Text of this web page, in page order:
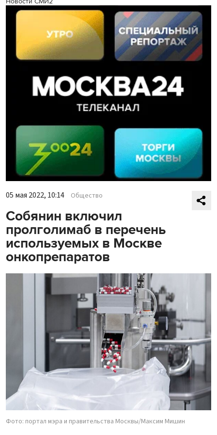
05 мая 2022, 10:14 Общество
Собянин включил
пролголимаб в перечень
используемых в Москве
онкопрепаратов
Фото: портал мэра и правительства Москвы/Максим Мишин